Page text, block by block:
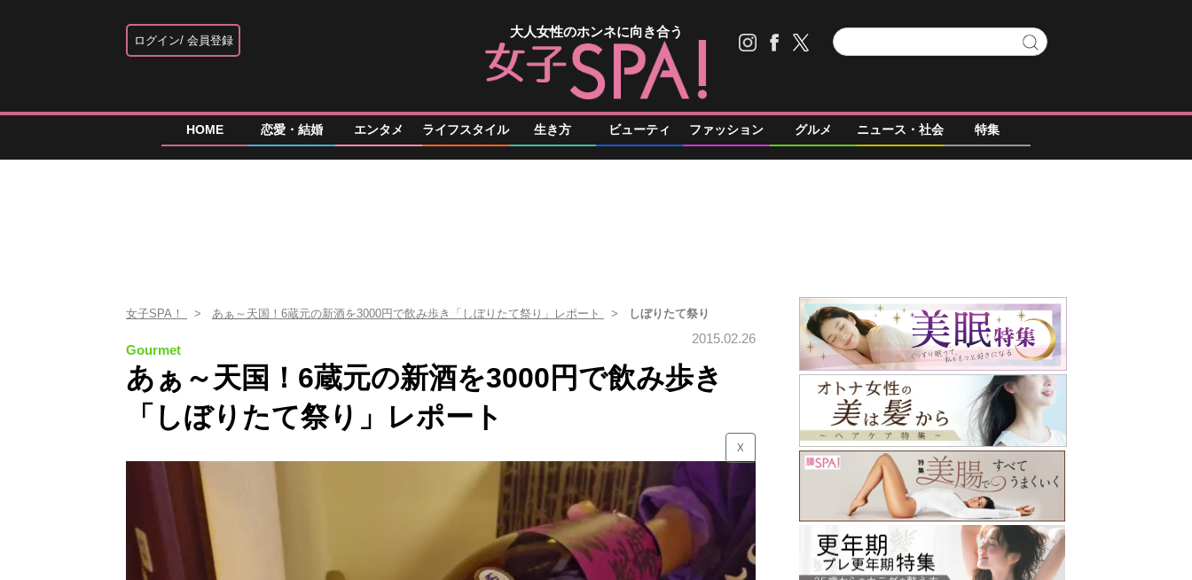
ログイン 会員登録
大人女性のホンネに向き合う
HOME 恋愛・結婚 エンタメ ライフスタイル 生き方 ビューティ ファッション グルメ ニュース・社会 特集
女子SPA！ あぁ～天国！6蔵元の新酒を3000円で飲み歩き「しぼりたて祭り」レポート しぼりたて祭り
Gourmet
2015.02.26
あぁ～天国！6蔵元の新酒を3000円で飲み歩き
「しぼりたて祭り」レポート
☓